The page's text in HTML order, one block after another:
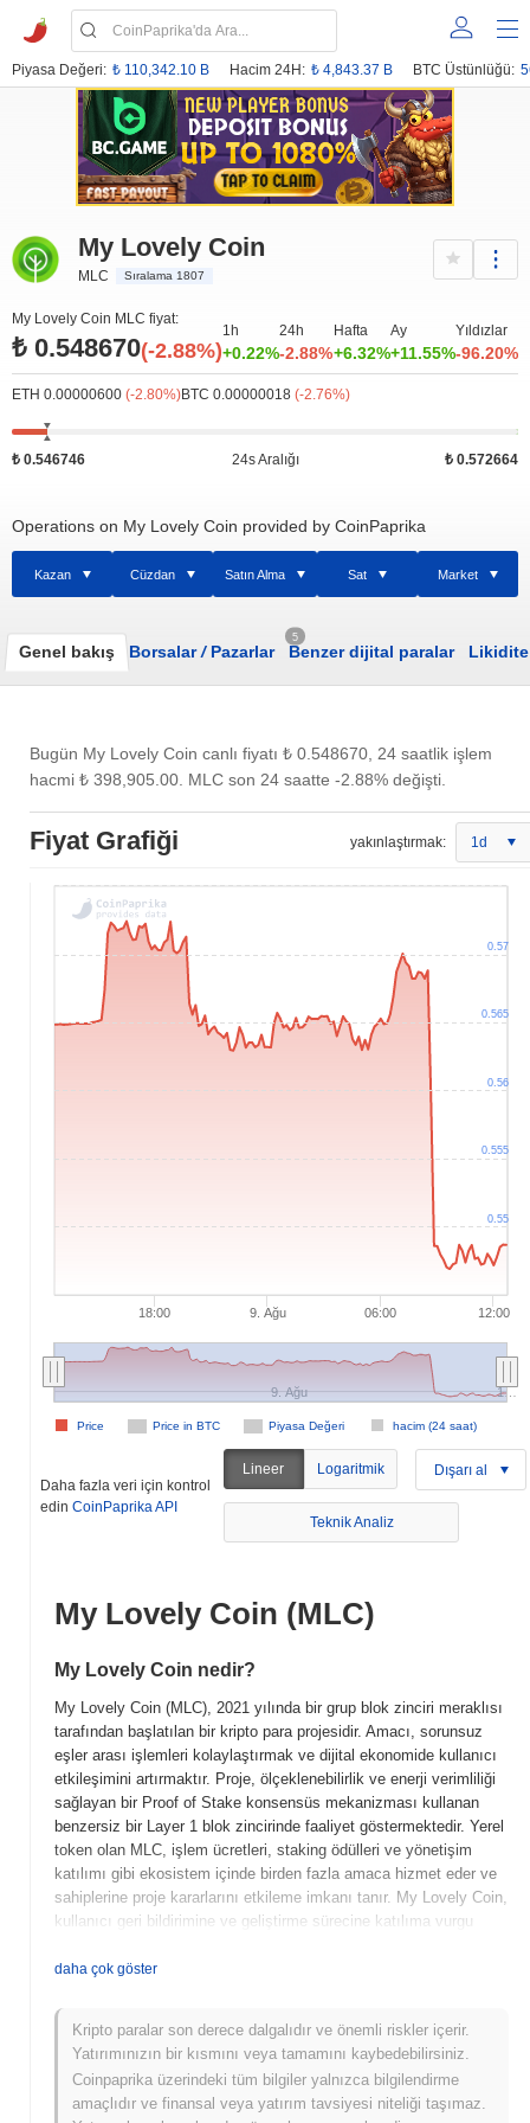
Piyasa Değeri: ₺ 110,342.10 B Hacim 24H: ₺ 4,843.37 B BTC Üstünlüğü:
My Lovely Coin
MLC Sıralama 1807
My Lovely Coin MLC fiyat:
₺ 0.548670(-2.88%)
1h
+0.22%
24h
-2.88%
Hafta
+6.32%
Ay
+11.55%
Yıldızlar
-96.20%
ETH 0.00000600 (-2.80%)BTC 0.00000018 (-2.76%)
₺ 0.546746 24s Aralığı ₺ 0.572664
Operations on My Lovely Coin provided by CoinPaprika
Kazan Cüzdan Satın Alma Sat Market
Genel bakış Borsalar/Pazarlar
5
Benzer dijital paralar Likidite
Bugün My Lovely Coin canlı fiyatı ₺ 0.548670 , 24 saatlik işlem
hacmi ₺ 398,905.00 . MLC son 24 saatte -2.88% değişti.
Fiyat Grafiği yakınlaştırmak: 1d
18:00 9. Ağu 06:00 12:00
Price in BTC Piyasa Değeri hacim (24 saat)
Price
9. Ağu 1…
0.55
0.555
0.56
0.565
0.57
Daha fazla veri için kontrol
edin CoinPaprika API
Lineer Logaritmik Dışarı al
Teknik Analiz
My Lovely Coin (MLC)
My Lovely Coin nedir?
My Lovely Coin (MLC), 2021 yılında bir grup blok zinciri meraklısı
tarafından başlatılan bir kripto para projesidir. Amacı, sorunsuz
eşler arası işlemleri kolaylaştırmak ve dijital ekonomide kullanıcı
etkileşimini artırmaktır. Proje, ölçeklenebilirlik ve enerji verimliliği
sağlayan bir Proof of Stake konsensüs mekanizması kullanan
benzersiz bir Layer 1 blok zincirinde faaliyet göstermektedir. Yerel
token olan MLC, işlem ücretleri, staking ödülleri ve yönetişim
katılımı gibi ekosistem içinde birden fazla amaca hizmet eder ve
sahiplerine proje kararlarını etkileme imkanı tanır. My Lovely Coin,
kullanıcı geri bildirimine ve geliştirme sürecine katılıma vurgu
merkeziyetsiz finans ve dijital varlıklar alanında önemli bir oyuncu
My Lovely Coin ne zaman ve nasıl başladı?
My Lovely Coin, Ocak 2021'de kurucu ekibin projenin vizyonunu
ve teknik çerçevesini özetleyen beyaz kitabını yayımlamasıyla
ortaya çıktı. Proje, Mart 2021'de testnet'ini başlatarak
daha çok göster
Kripto paralar son derece dalgalıdır ve önemli riskler içerir.
Yatırımınızın bir kısmını veya tamamını kaybedebilirsiniz.
Coinpaprika üzerindeki tüm bilgiler yalnızca bilgilendirme
amaçlıdır ve finansal veya yatırım tavsiyesi niteliği taşımaz.